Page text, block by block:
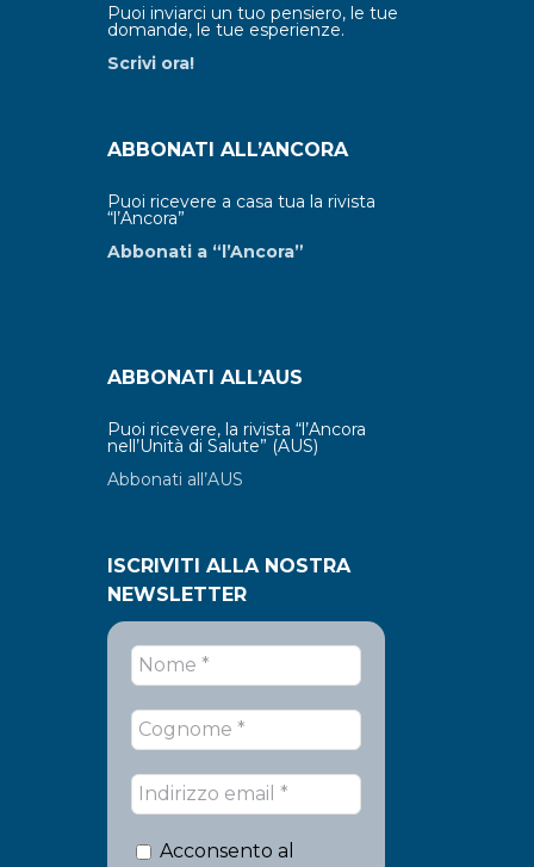
Puoi inviarci un tuo pensiero, le tue
domande, le tue esperienze.
Scrivi ora!
ABBONATI ALL’ANCORA
Puoi ricevere a casa tua la rivista
“l’Ancora”
Abbonati a “l’Ancora”
ABBONATI ALL’AUS
Puoi ricevere, la rivista “l’Ancora
nell’Unità di Salute” (AUS)
Abbonati all’AUS
ISCRIVITI ALLA NOSTRA
NEWSLETTER
Acconsento al